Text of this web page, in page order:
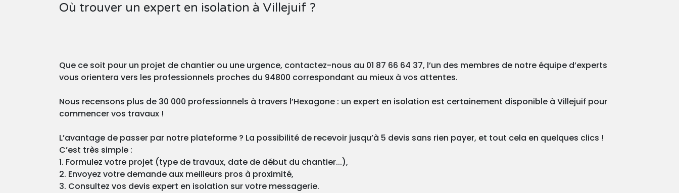
Où trouver un expert en isolation à Villejuif ?
Que ce soit pour un projet de chantier ou une urgence, contactez-nous au 01 87 66 64 37, l’un des membres de notre équipe d’experts
vous orientera vers les professionnels proches du 94800 correspondant au mieux à vos attentes.
Nous recensons plus de 30 000 professionnels à travers l’Hexagone : un expert en isolation est certainement disponible à Villejuif pour
commencer vos travaux !
L’avantage de passer par notre plateforme ? La possibilité de recevoir jusqu’à 5 devis sans rien payer, et tout cela en quelques clics !
C’est très simple :
1. Formulez votre projet (type de travaux, date de début du chantier...),
2. Envoyez votre demande aux meilleurs pros à proximité,
3. Consultez vos devis expert en isolation sur votre messagerie.